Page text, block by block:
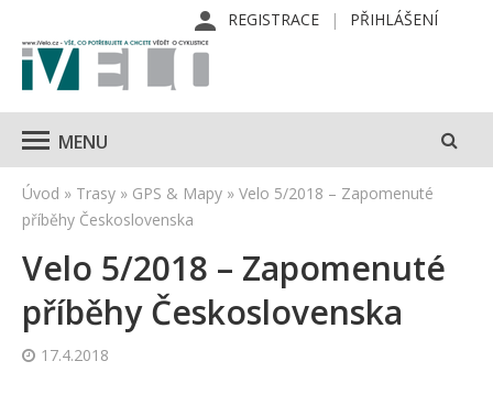
REGISTRACE PŘIHLÁŠENÍ
MENU
Úvod » Trasy » GPS & Mapy » Velo 5/2018 – Zapomenuté
příběhy Československa
Velo 5/2018 – Zapomenuté
příběhy Československa
17.4.2018